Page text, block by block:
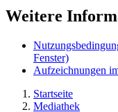
Weitere
Fenster)
Aufzeichnungen
Startseite
Mediathek